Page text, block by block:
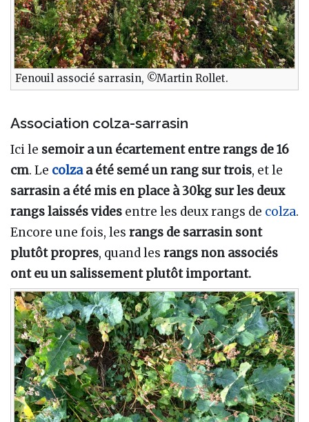
Fenouil associé sarrasin, ©Martin Rollet.
Association colza-sarrasin
Ici le semoir a un écartement entre rangs de 16
cm. Le colzaa été semé un rang sur trois, et le
sarrasin a été mis en place à 30kg sur les deux
rangs laissés vides entre les deux rangs de colza.
Encore une fois, les rangs de sarrasin sont
plutôt propres, quand les rangs non associés
ont eu un salissement plutôt important.